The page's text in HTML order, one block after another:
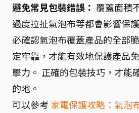
避免常見包裝錯誤： 覆蓋面積
過度拉扯氣泡布等都會影響保
必確認氣泡布覆蓋產品的全部
定牢靠，才能有效地保護產品
擊力。 正確的包裝技巧，才能
的地。
可以參考 家電保護攻略：氣泡